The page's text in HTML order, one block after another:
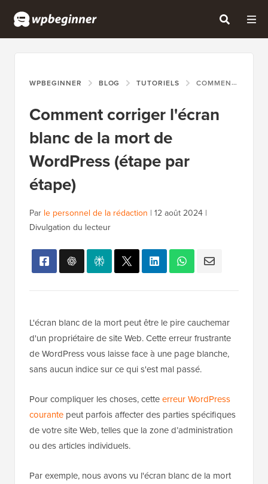
WPBEGINNER BLOG TUTORIELS COMMENT CORRIGER L'ÉCRAN BLANC DE LA MORT DE WORDPRESS (ÉTAPE PAR ÉTAPE)
Comment corriger l'écran
blanc de la mort de
WordPress (étape par
étape)
Par le personnel de la rédaction | 12 août 2024 |
Divulgation du lecteur
L'écran blanc de la mort peut être le pire cauchemar
d'un propriétaire de site Web. Cette erreur frustrante
de WordPress vous laisse face à une page blanche,
sans aucun indice sur ce qui s'est mal passé.
Pour compliquer les choses, cetteerreur WordPress
courante peut parfois affecter des parties spécifiques
de votre site Web, telles que la zone d’administration
ou des articles individuels.
Par exemple, nous avons vu l'écran blanc de la mort